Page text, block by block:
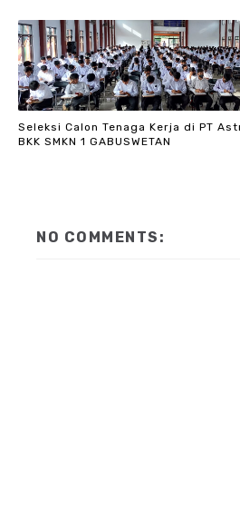
Seleksi Calon Tenaga Kerja di PT
BKK SMKN 1 GABUSWETAN
NO COMMENTS: